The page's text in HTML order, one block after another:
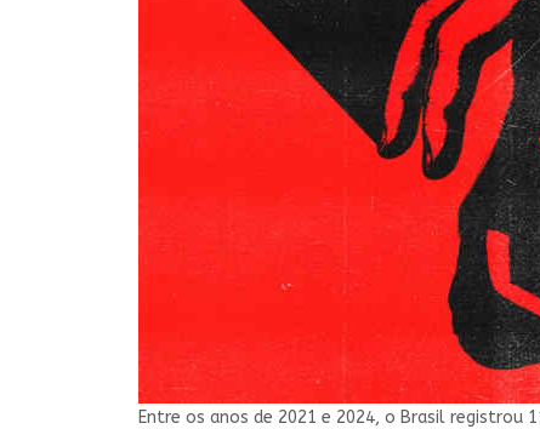
Entre os anos de 2021 e 2024, o Brasil registrou